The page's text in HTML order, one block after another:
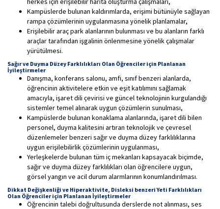
Kampüslerde bulunan kaldırımlarda, erişimi bütünüyle sağlayan
rampa çözümlerinin uygulanmasına yönelik planlamalar,
Erişilebilir araç park alanlarının bulunması ve bu alanların farklı
araçlar tarafından işgalinin önlenmesine yönelik çalışmalar
yürütülmesi.
Sağır ve Duyma Düzey Farklılıkları Olan Öğrenciler için Planlanan
İyileştirmeler
Danışma, konferans salonu, amfi, sınıf benzeri alanlarda,
öğrencinin aktivitelere etkin ve eşit katılımını sağlamak
amacıyla, işaret dili çevirisi ve güncel teknolojinin kurgulandığı
sistemler temel alınarak uygun çözümlerin sunulması,
Kampüslerde bulunan konaklama alanlarında, işaret dili bilen
personel, duyma kalitesini artıran teknolojik ve çevresel
düzenlemeler benzeri sağır ve duyma düzey farklılıklarına
uygun erişilebilirlik çözümlerinin uygulanması,
Yerleşkelerde bulunan tüm iç mekanları kapsayacak biçimde,
sağır ve duyma düzey farklılıkları olan öğrencilere uygun,
görsel yangın ve acil durum alarmlarının konumlandırılması.
Dikkat Değişkenliği ve Hiperaktivite, Disleksi benzeri Yeti Farklılıkları
Olan Öğrenciler için Planlanan İyileştirmeler
Öğrencinin talebi doğrultusunda derslerde not alınması, ses